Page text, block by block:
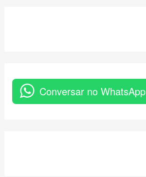
Conversar no WhatsApp